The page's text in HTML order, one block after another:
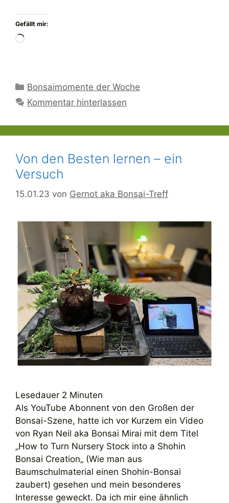
Gefällt mir:
Wird
Kategorien
Bonsaimomente der Woche
Kommentar hinterlassen
Von den Besten lernen – ein
Versuch
15.01.23 von Gernot aka Bonsai-Treff
Lesedauer 2 Minuten
Als YouTube Abonnent von den Großen der
Bonsai-Szene, hatte ich vor Kurzem ein Video
von Ryan Neil aka Bonsai Mirai mit dem Titel
„How to Turn Nursery Stock into a Shohin
Bonsai Creation„ (Wie man aus
Baumschulmaterial einen Shohin-Bonsai
zaubert) gesehen und mein besonderes
Interesse geweckt. Da ich mir eine ähnlich